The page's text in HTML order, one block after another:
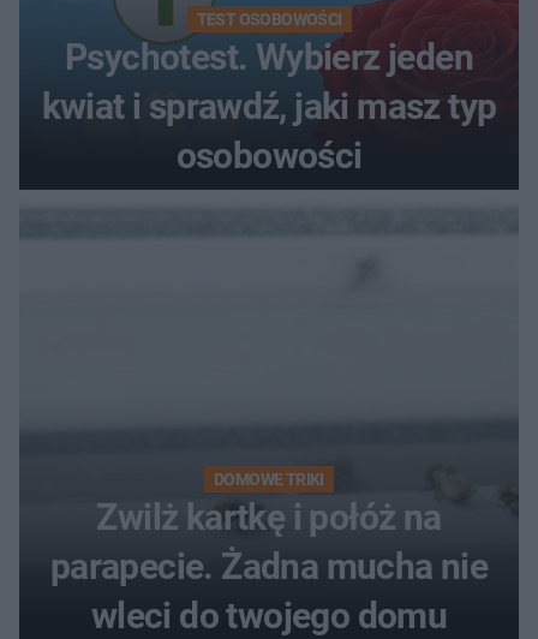
TEST OSOBOWOŚCI
Psychotest. Wybierz jeden
kwiat i sprawdź, jaki masz typ
osobowości
DOMOWE TRIKI
Zwilż kartkę i połóż na
parapecie. Żadna mucha nie
wleci do twojego domu